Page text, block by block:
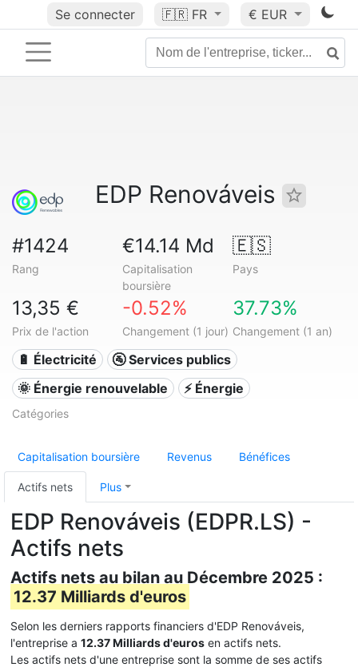
Se connecter 🇫🇷 FR € EUR
EDP Renováveis
#1424
Rang
€14.14 Md
Capitalisation
boursière
🇪🇸
Pays
13,35 €
Prix de l'action
-0.52%
Changement (1 jour)
37.73%
Changement (1 an)
🔋 Électricité
🚰 Services publics
🌞 Énergie renouvelable
⚡ Énergie
Catégories
Capitalisation boursière Revenus Bénéfices
Actifs nets Plus
EDP Renováveis (EDPR.LS) -
Actifs nets
Actifs nets au bilan au Décembre 2025 :
12.37 Milliards d'euros
Selon les derniers rapports financiers d'EDP Renováveis,
l'entreprise a 12.37 Milliards d'euros en actifs nets.
Les actifs nets d'une entreprise sont la somme de ses actifs